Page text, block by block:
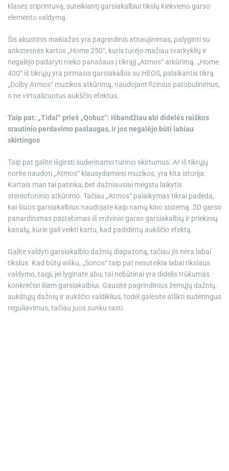
klasės stiprintuvą, suteikiantį garsiakalbiui tikslų kiekvieno garso
elemento valdymą.
Šis akustinis makiažas yra pagrindinis atnaujinimas, palyginti su
ankstesnės kartos „Home 250“, kuris turėjo mažiau tvarkyklių ir
negalėjo padaryti nieko panašaus į tikrąjį „Atmos“ atkūrimą. „Home
400“ iš tikrųjų yra pirmasis garsiakalbis su HEOS, palaikantis tikrą
„Dolby Atmos“ muzikos atkūrimą, naudojant fizinius patobulinimus,
o ne virtualizuotus aukščio efektus.
Taip pat: „Tidal“ prieš „Qobuz“: Išbandžiau abi didelės raiškos
srautinio perdavimo paslaugas, ir jos negalėjo būti labiau
skirtingos
Taip pat galite išgirsti suderinamo turinio skirtumus. Ar iš tikrųjų
norite naudoti „Atmos“ klausydamiesi muzikos, yra kita istorija.
Kartais man tai patinka, bet dažniausiai mėgstu laikytis
stereofoninio atkūrimo. Tačiau „Atmos“ palaikymas tikrai padeda,
kai šiuos garsiakalbius naudojate kaip namų kino sistemą. 3D garso
panardinimas pastebimas iš erdvinio garso garsiakalbių ir priekinių
kanalų, kurie gali veikti kartu, kad padidintų aukščio efektą.
Galite valdyti garsiakalbio dažnių diapazoną, tačiau jis nėra labai
tikslus. Kad būtų aišku, „Sonos“ taip pat nesuteikia labai tikslaus
valdymo, taigi, jei lyginate abu, tai nebūtinai yra didelis trūkumas
konkrečiai šiam garsiakalbiui. Gausite pagrindinius žemųjų dažnių,
aukštųjų dažnių ir aukščio valdiklius, todėl galėsite atlikti sudėtingus
reguliavimus, tačiau juos sunku rasti.